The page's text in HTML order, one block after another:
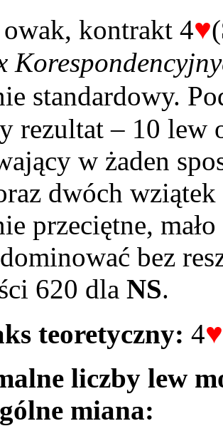
kontrakt 4♥(
standardowy.
rezultat – 10 lew
w żaden
dwóch
przeciętne,
bez
620 dla NS.
teoretyczny: 4♥
liczby lew
miana: